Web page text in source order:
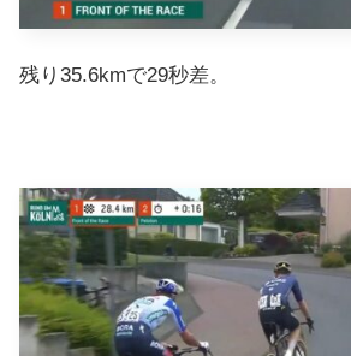
残り35.6kmで29秒差。